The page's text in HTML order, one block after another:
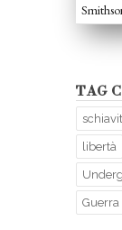
TAG
libertà